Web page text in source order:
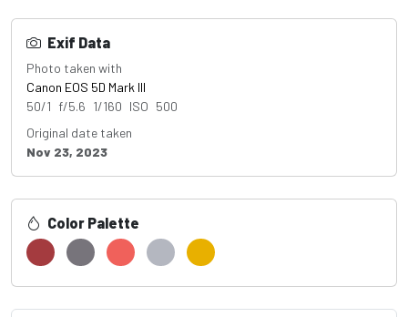
Exif Data
Photo taken with
Canon EOS 5D Mark III
50/1 f/5.6 1/160 ISO 500
Original date taken
Nov 23, 2023
Color Palette